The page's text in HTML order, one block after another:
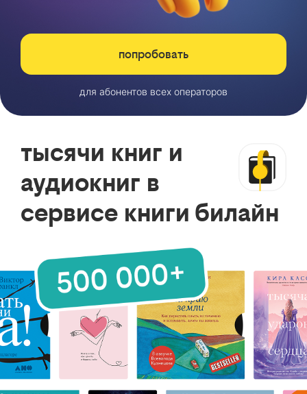
попробовать
для абонентов всех операторов
тысячи книг и
аудиокниг в
сервисе книги билайн